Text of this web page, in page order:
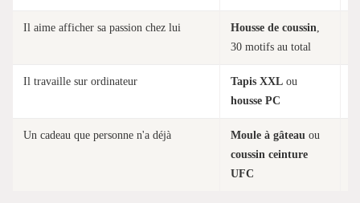
Il aime afficher sa passion chez lui Housse de coussin
30 motifs au total
Il travaille sur ordinateur Tapis XXL ou
housse PC
Un cadeau que personne n'a déjà Moule à gâteau ou
coussin ceinture
UFC